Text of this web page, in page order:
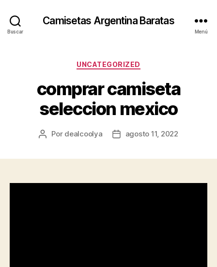
Buscar
Camisetas Argentina Baratas
Menú
Categorías
UNCATEGORIZED
comprar camiseta
seleccion mexico
Autor
Por dealcoolya
Fechaagosto 11, 2022